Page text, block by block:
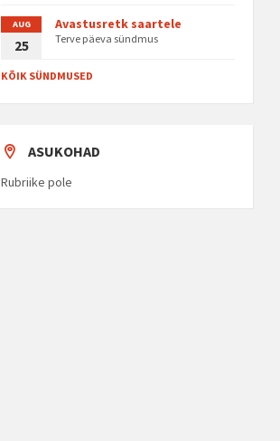
AUG
25
Avastusretk saartele
Terve päeva sündmus
KÕIK SÜNDMUSED
ASUKOHAD
Rubriike pole